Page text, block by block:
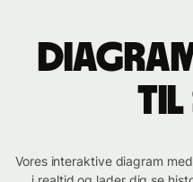
til
Vores interaktive diagram